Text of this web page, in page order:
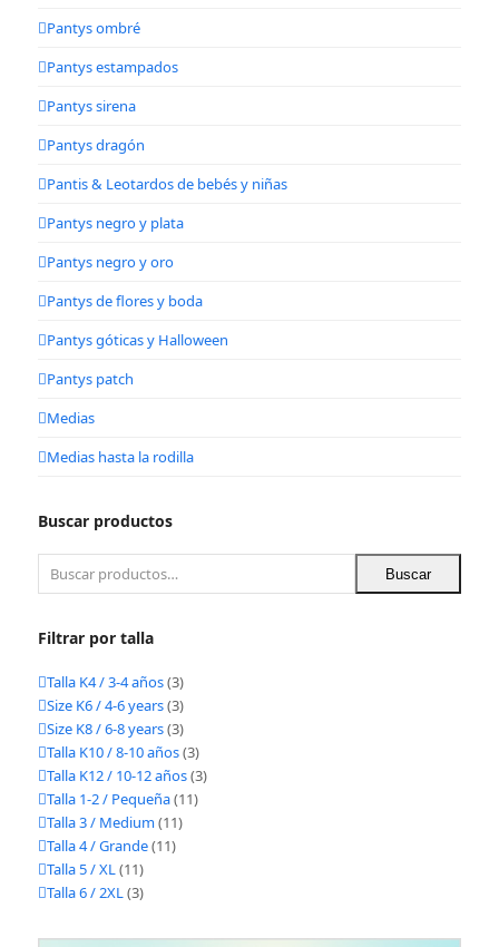
Pantys ombré
Pantys estampados
Pantys sirena
Pantys dragón
Pantis & Leotardos de bebés y niñas
Pantys negro y plata
Pantys negro y oro
Pantys de flores y boda
Pantys góticas y Halloween
Pantys patch
Medias
Medias hasta la rodilla
Buscar productos
Buscar
Filtrar por talla
Talla K4 / 3-4 años(3)
Size K6 / 4-6 years(3)
Size K8 / 6-8 years(3)
Talla K10 / 8-10 años(3)
Talla K12 / 10-12 años(3)
Talla 1-2 / Pequeña(11)
Talla 3 / Medium(11)
Talla 4 / Grande(11)
Talla 5 / XL(11)
Talla 6 / 2XL(3)